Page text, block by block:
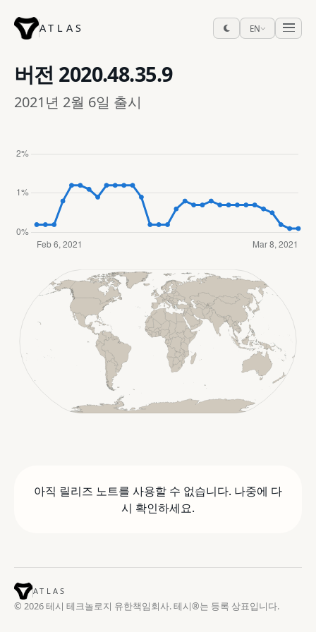
ATLAS EN
버전 2020.48.35.9
2021년 2월 6일 출시
아직 릴리즈 노트를 사용할 수 없습니다. 나중에 다
시 확인하세요.
ATLAS
© 2026 테시 테크놀로지 유한책임회사. 테시®는 등록 상표입니다.